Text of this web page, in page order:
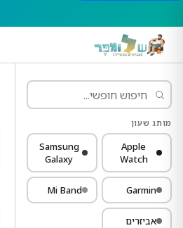
מותג שעון
Apple
Watch
Samsung
Galaxy
Garmin
Mi Band
אביזרים